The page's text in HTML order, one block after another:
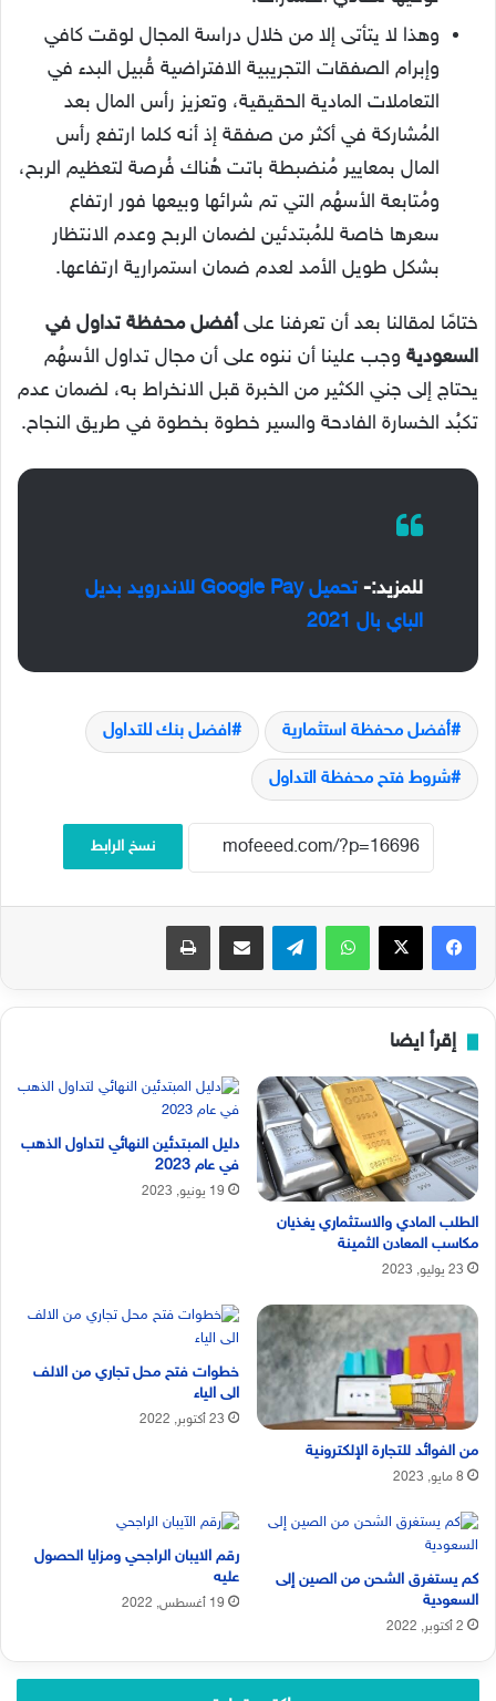
وهذا لا يتأتى إلا من خلال دراسة المجال لوقت كافي
وإبرام الصفقات التجريبية الافتراضية قُبيل البدء في
التعاملات المادية الحقيقية، وتعزيز رأس المال بعد
المُشاركة في أكثر من صفقة إذ أنه كلما ارتفع رأس
المال بمعايير مُنضبطة باتت هُناك فُرصة لتعظيم الربح،
ومُتابعة الأسهُم التي تم شرائها وبيعها فور ارتفاع
سعرها خاصة للمُبتدئين لضمان الربح وعدم الانتظار
بشكل طويل الأمد لعدم ضمان استمرارية ارتفاعها.
ختامًا لمقالنا بعد أن تعرفنا على أفضل محفظة تداول في
السعودية وجب علينا أن ننوه على أن مجال تداول الأسهُم
يحتاج إلى جني الكثير من الخبرة قبل الانخراط به، لضمان عدم
تكبُد الخسارة الفادحة والسير خطوة بخطوة في طريق النجاح.
للمزيد:-
تحميل Google Pay للاندرويد بديل
الباي بال 2021
أفضل محفظة استثمارية افضل بنك للتداول
شروط فتح محفظة التداول
نسخ الرابط
فيسبوك‫X واتساب تيلقرام مشاركة عبر البريد طباعة
إقرأ ايضا
الطلب المادي والاستثماري يغذيان
مكاسب المعادن الثمينة
23 يوليو, 2023
دليل المبتدئين النهائي لتداول الذهب
في عام 2023
19 يونيو, 2023
من الفوائد للتجارة الإلكترونية
8 مايو, 2023
خطوات فتح محل تجاري من الالف
الى الياء
23 أكتوبر, 2022
كم يستغرق الشحن من الصين إلى
السعودية
2 أكتوبر, 2022
رقم الايبان الراجحي ومزايا الحصول
عليه
19 أغسطس, 2022